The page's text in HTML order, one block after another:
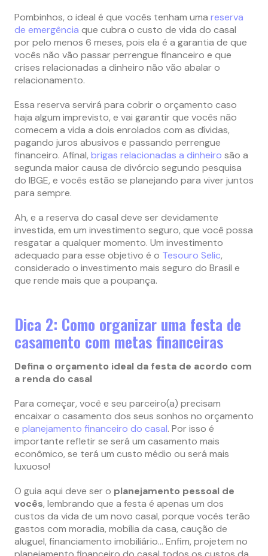
Pombinhos, o ideal é que vocês tenham uma reserva
de emergência que cubra o custo de vida do casal
por pelo menos 6 meses, pois ela é a garantia de que
vocês não vão passar perrengue financeiro e que
crises relacionadas a dinheiro não vão abalar o
relacionamento.
Essa reserva servirá para cobrir o orçamento caso
haja algum imprevisto, e vai garantir que vocês não
comecem a vida a dois enrolados com as dívidas,
pagando juros abusivos e passando perrengue
financeiro. Afinal, brigas relacionadas a dinheiro são a
segunda maior causa de divórcio segundo pesquisa
do IBGE, e vocês estão se planejando para viver juntos
para sempre.
Ah, e a reserva do casal deve ser devidamente
investida, em um investimento seguro, que você possa
resgatar a qualquer momento. Um investimento
adequado para esse objetivo é o Tesouro Selic,
considerado o investimento mais seguro do Brasil e
que rende mais que a poupança.
Dica 2: Como organizar uma festa de
casamento com metas financeiras
Defina o orçamento ideal da festa de acordo com
a renda do casal
Para começar, você e seu parceiro(a) precisam
encaixar o casamento dos seus sonhos no orçamento
e planejamento financeiro do casal. Por isso é
importante refletir se será um casamento mais
econômico, se terá um custo médio ou será mais
luxuoso!
O guia aqui deve ser o planejamento pessoal de
vocês, lembrando que a festa é apenas um dos
custos da vida de um novo casal, porque vocês terão
gastos com moradia, mobília da casa, caução de
aluguel, financiamento imobiliário… Enfim, projetem no